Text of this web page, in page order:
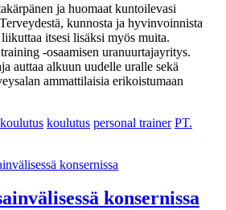
ja huomaat kuntoilevasi
kunnosta ja hyvinvoinnista
itsesi lisäksi myös muita.
-osaamisen uranuurtajayritys.
auttaa alkuun uudelle uralle sekä
ammattilaisia erikoistumaan
koulutus personal trainer PT.
konsernissa